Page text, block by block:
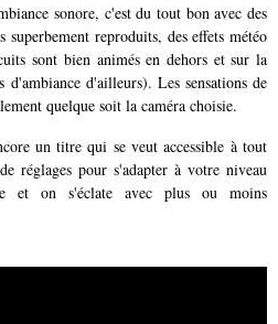
sonore, c'est du tout bon avec des
reproduits, des effets météo
sont bien animés en dehors et sur la
d'ambiance d'ailleurs). Les sensations de
quelque soit la caméra choisie.
un titre qui se veut accessible à tout
réglages pour s'adapter à votre niveau
et on s'éclate avec plus ou moins